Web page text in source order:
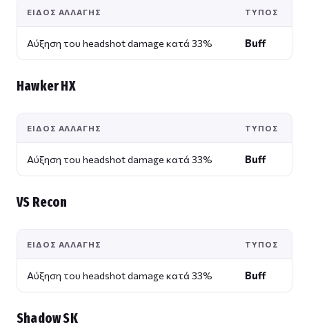
ΕΊΔΟΣ ΑΛΛΑΓΉΣ ΤΎΠΟΣ
Αύξηση του headshot damage κατά 33% Buff
Hawker HX
ΕΊΔΟΣ ΑΛΛΑΓΉΣ ΤΎΠΟΣ
Αύξηση του headshot damage κατά 33% Buff
VS Recon
ΕΊΔΟΣ ΑΛΛΑΓΉΣ ΤΎΠΟΣ
Αύξηση του headshot damage κατά 33% Buff
Shadow SK